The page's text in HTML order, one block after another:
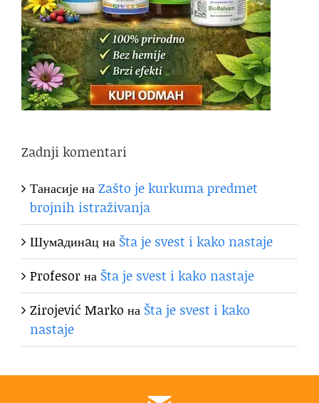
Zadnji komentari
ТанасијенаZašto je kurkuma predmet
brojnih istraživanja
Шумaдинaцна Šta je svest i kako nastaje
Profesorна Šta je svest i kako nastaje
Zirojević Marko на Šta je svest i kako
nastaje